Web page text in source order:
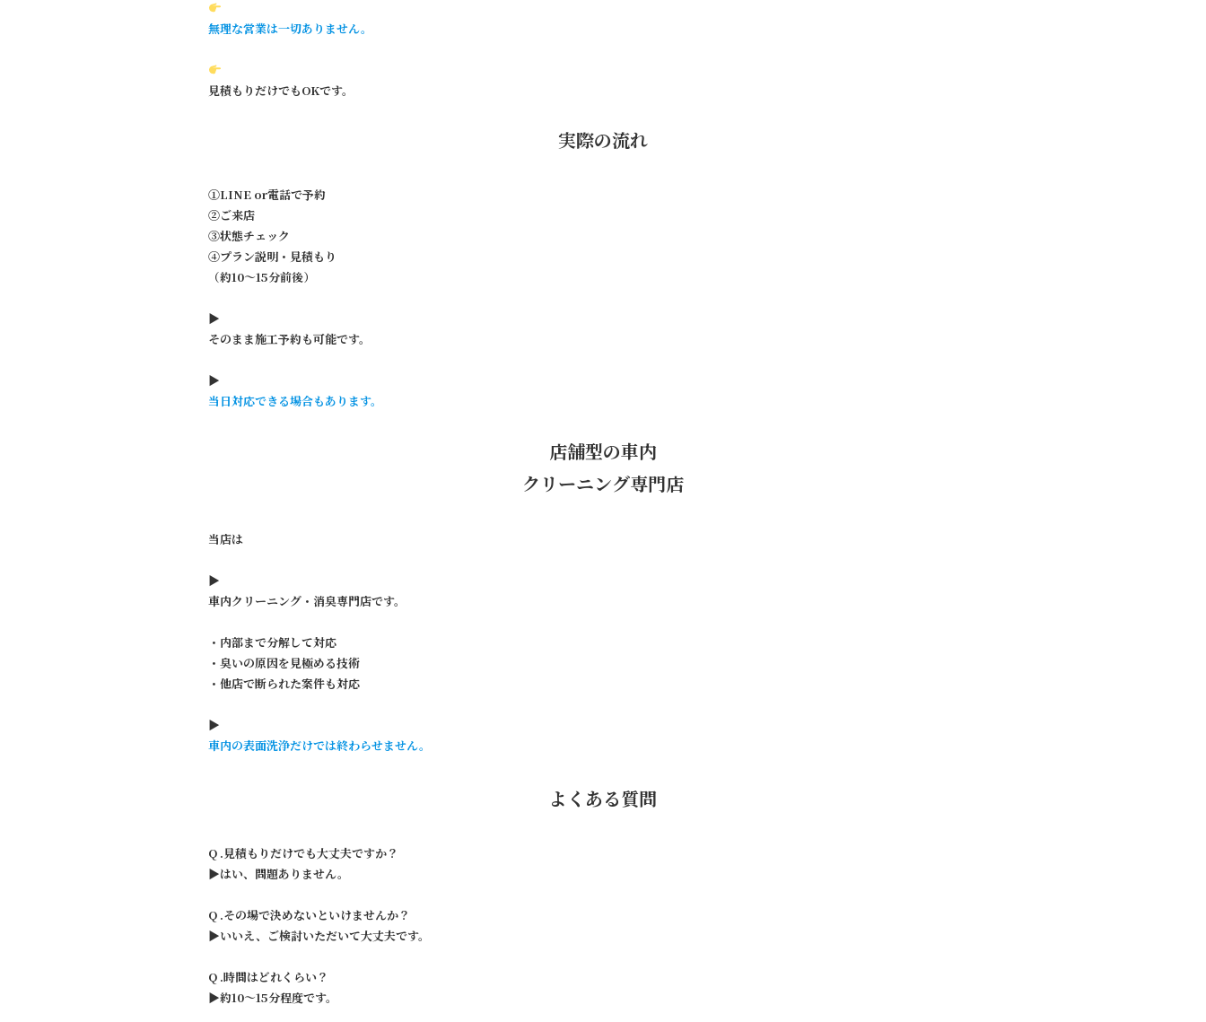
無理な営業は一切ありません。
見積もりだけでもOKです。
実際の流れ
①LINE or電話で予約
②ご来店
③状態チェック
④プラン説明・見積もり
（約10〜15分前後）
▶︎
そのまま施工予約も可能です。
▶︎
当日対応できる場合もあります。
店舗型の車内
クリーニング専門店
当店は
▶︎
車内クリーニング・消臭専門店です。
・内部まで分解して対応
・臭いの原因を見極める技術
・他店で断られた案件も対応
▶︎
車内の表面洗浄だけでは終わらせません。
よくある質問
Q .見積もりだけでも大丈夫ですか？
▶︎はい、問題ありません。
Q .その場で決めないといけませんか？
▶︎いいえ、ご検討いただいて大丈夫です。
Q .時間はどれくらい？
▶︎約10〜15分程度です。